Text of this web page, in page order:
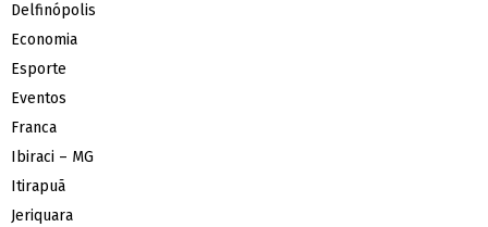
Delfinópolis
Economia
Esporte
Eventos
Franca
Ibiraci – MG
Itirapuã
Jeriquara